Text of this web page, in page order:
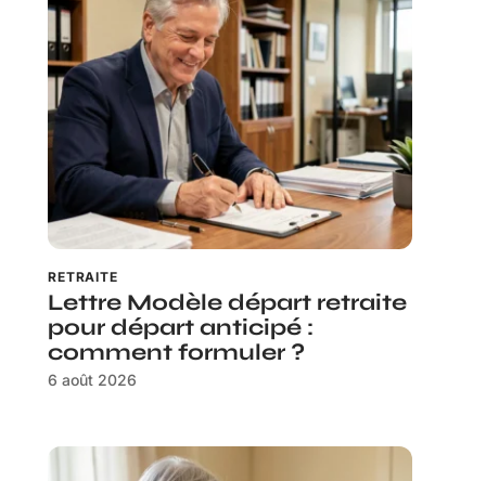
RETRAITE
Lettre Modèle départ retraite
pour départ anticipé :
comment formuler ?
6 août 2026